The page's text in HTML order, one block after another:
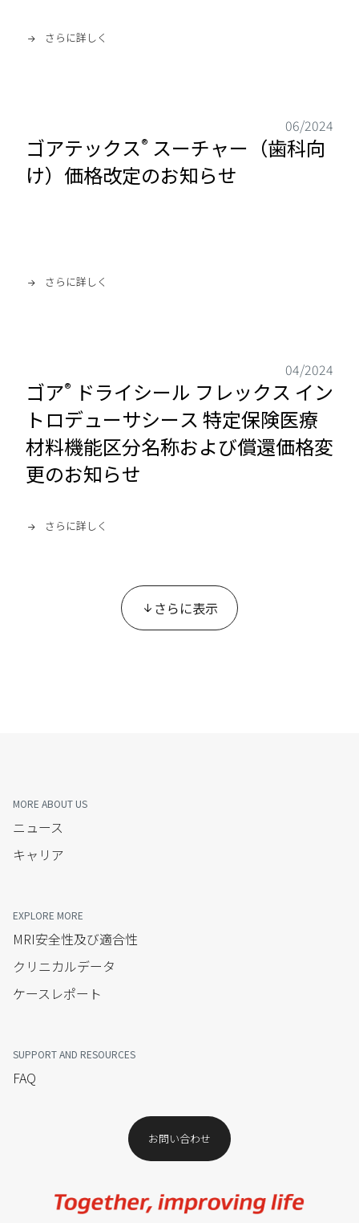
さらに詳しく
06/2024
ゴアテックス® スーチャー（歯科向
け）価格改定のお知らせ
さらに詳しく
04/2024
ゴア® ドライシール フレックス イン
トロデューサシース 特定保険医療
材料機能区分名称および償還価格変
更のお知らせ
さらに詳しく
さらに表示
MORE ABOUT US
ニュース
キャリア
EXPLORE MORE
MRI安全性及び適合性
クリニカルデータ
ケースレポート
SUPPORT AND RESOURCES
FAQ
お問い合わせ​